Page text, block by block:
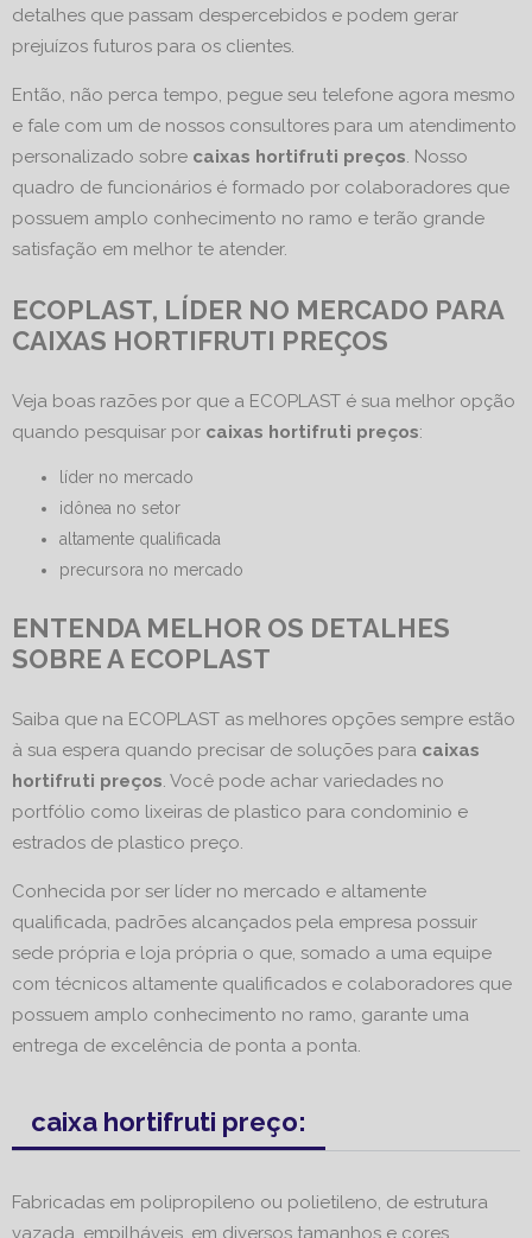
detalhes que passam despercebidos e podem gerar
prejuízos futuros para os clientes.
Então, não perca tempo, pegue seu telefone agora mesmo
e fale com um de nossos consultores para um atendimento
personalizado sobre caixas hortifruti preços. Nosso
quadro de funcionários é formado por colaboradores que
possuem amplo conhecimento no ramo e terão grande
satisfação em melhor te atender.
ECOPLAST, LÍDER NO MERCADO PARA
CAIXAS HORTIFRUTI PREÇOS
Veja boas razões por que a ECOPLAST é sua melhor opção
quando pesquisar por caixas hortifruti preços:
líder no mercado
idônea no setor
altamente qualificada
precursora no mercado
ENTENDA MELHOR OS DETALHES
SOBRE A ECOPLAST
Saiba que na ECOPLAST as melhores opções sempre estão
à sua espera quando precisar de soluções para caixas
hortifruti preços. Você pode achar variedades no
portfólio como lixeiras de plastico para condominio e
estrados de plastico preço.
Conhecida por ser líder no mercado e altamente
qualificada, padrões alcançados pela empresa possuir
sede própria e loja própria o que, somado a uma equipe
com técnicos altamente qualificados e colaboradores que
possuem amplo conhecimento no ramo, garante uma
entrega de excelência de ponta a ponta.
caixa hortifruti preço:
Fabricadas em polipropileno ou polietileno, de estrutura
vazada, empilháveis, em diversos tamanhos e cores.